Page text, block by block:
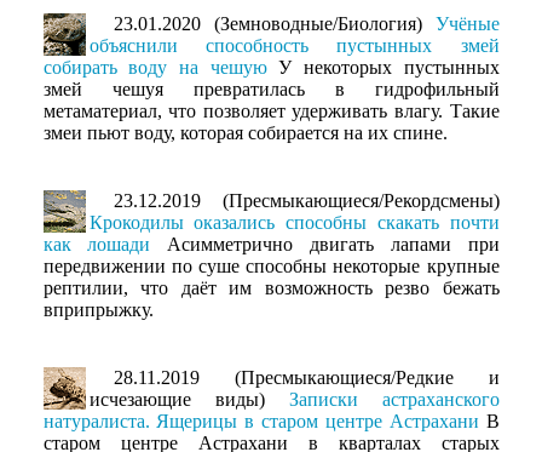
23.01.2020 (Земноводные/Биология) Учёные
объяснили способность пустынных змей
собирать воду на чешуюУ некоторых пустынных
змей чешуя превратилась в гидрофильный
метаматериал, что позволяет удерживать влагу. Такие
змеи пьют воду, которая собирается на их спине.
23.12.2019 (Пресмыкающиеся/Рекордсмены)
Крокодилы оказались способны скакать почти
как лошади Асимметрично двигать лапами при
передвижении по суше способны некоторые крупные
рептилии, что даёт им возможность резво бежать
вприпрыжку.
28.11.2019 (Пресмыкающиеся/Редкие и
исчезающие виды) Записки астраханского
натуралиста. Ящерицы в старом центре Астрахани В
старом центре Астрахани в кварталах старых